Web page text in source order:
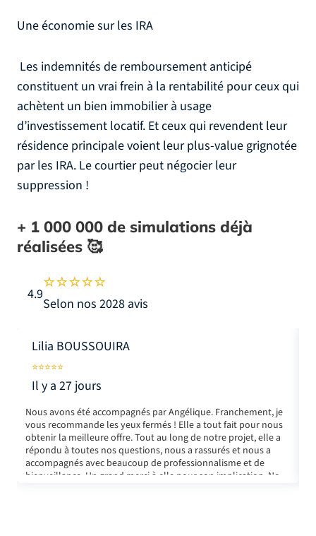
Une économie sur les IRA
Les indemnités de remboursement anticipé
constituent un vrai frein à la rentabilité pour ceux qui
achètent un bien immobilier à usage
d’investissement locatif. Et ceux qui revendent leur
résidence principale voient leur plus-value grignotée
par les IRA. Le courtier peut négocier leur
suppression !
+ 1 000 000 de simulations déjà
réalisées 🥰
4.9
Selon nos 2028 avis
Lilia BOUSSOUIRA
Il y a 27 jours
Nous avons été accompagnés par Angélique. Franchement, je
vous recommande les yeux fermés ! Elle a tout fait pour nous
obtenir la meilleure offre. Tout au long de notre projet, elle a
répondu à toutes nos questions, nous a rassurés et nous a
accompagnés avec beaucoup de professionnalisme et de
bienveillance. Un grand merci à elle pour son implication. Nous